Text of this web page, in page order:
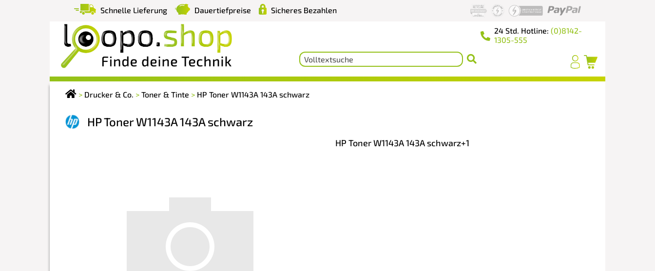
Schnelle Lieferung Dauertiefpreise Sicheres Bezahlen
24 Std. Hotline: (0)8142-
1305-555
> Drucker & Co. > Toner & Tinte > HP Toner W1143A 143A schwarz
HP Toner W1143A 143A schwarz
HP Toner W1143A 143A schwarz+1